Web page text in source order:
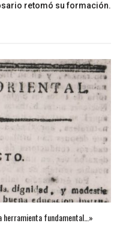
retomó su formación.
herramienta fundamental…»